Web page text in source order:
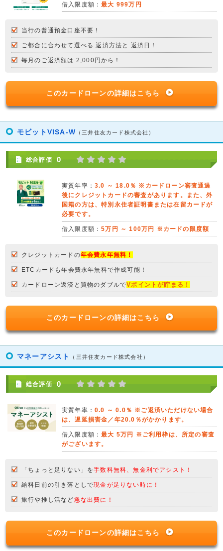
借入限度額：最大 999万円
当行の普通預金口座不要！
ご都合に合わせて選べる 返済方法と 返済日！
毎月のご返済額は 2,000円から！
このカードローンの詳細はこちら
モビットVISA-W （三井住友カード株式会社）
総合評価 0
実質年率： 3.0 ～ 18.0％ ※カードローン審査通過
後にクレジットカードの審査があります。また、外
国籍の方は、特別永住者証明書または在留カードが
必要です。
借入限度額：5万円 ～ 100万円 ※カードの限度額
クレジットカードの年会費永年無料！
ETCカードも年会費永年無料で作成可能！
カードローン返済と買物のダブルでVポイントが貯まる！
このカードローンの詳細はこちら
マネーアシスト （三井住友カード株式会社）
総合評価 0
実質年率： 0.0 ～ 0.0％ ※ご返済いただけない場合
は、遅延損害金／年20.0％がかかります。
借入限度額：最大 5万円 ※ご利用枠は、所定の審査
がございます。
「ちょっと足りない」を手数料無料、無金利でアシスト！
給料日前の引き落としで現金が足りない時に！
旅行や推し活など急な出費に！
このカードローンの詳細はこちら